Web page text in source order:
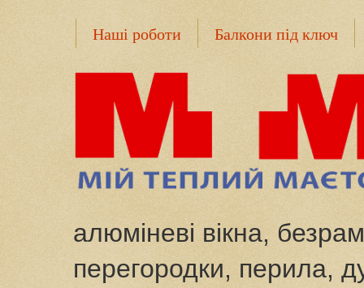
Наші роботи
Балкони під ключ
алюміневі вікна,
перегородки, перила,